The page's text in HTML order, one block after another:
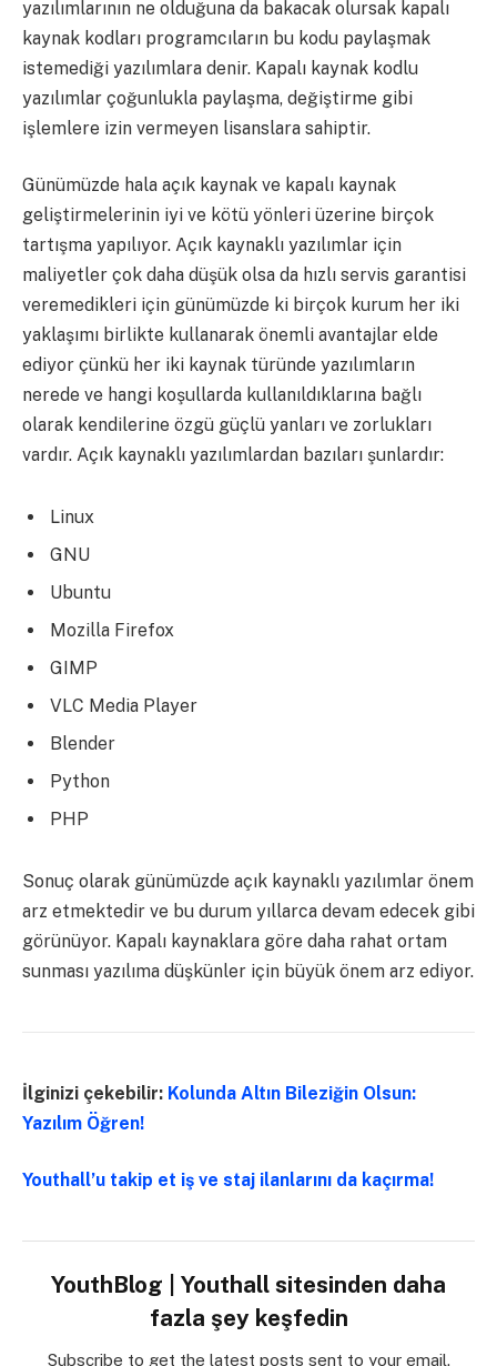
yazılımlarının ne olduğuna da bakacak olursak kapalı
kaynak kodları programcıların bu kodu paylaşmak
istemediği yazılımlara denir. Kapalı kaynak kodlu
yazılımlar çoğunlukla paylaşma, değiştirme gibi
işlemlere izin vermeyen lisanslara sahiptir.
Günümüzde hala açık kaynak ve kapalı kaynak
geliştirmelerinin iyi ve kötü yönleri üzerine birçok
tartışma yapılıyor. Açık kaynaklı yazılımlar için
maliyetler çok daha düşük olsa da hızlı servis garantisi
veremedikleri için günümüzde ki birçok kurum her iki
yaklaşımı birlikte kullanarak önemli avantajlar elde
ediyor çünkü her iki kaynak türünde yazılımların
nerede ve hangi koşullarda kullanıldıklarına bağlı
olarak kendilerine özgü güçlü yanları ve zorlukları
vardır. Açık kaynaklı yazılımlardan bazıları şunlardır:
Linux
GNU
Ubuntu
Mozilla Firefox
GIMP
VLC Media Player
Blender
Python
PHP
Sonuç olarak günümüzde açık kaynaklı yazılımlar önem
arz etmektedir ve bu durum yıllarca devam edecek gibi
görünüyor. Kapalı kaynaklara göre daha rahat ortam
sunması yazılıma düşkünler için büyük önem arz ediyor.
İlginizi çekebilir: Kolunda Altın Bileziğin Olsun:
Yazılım Öğren!
Youthall’u takip et iş ve staj ilanlarını da kaçırma!
YouthBlog | Youthall sitesinden daha
fazla şey keşfedin
Subscribe to get the latest posts sent to your email.